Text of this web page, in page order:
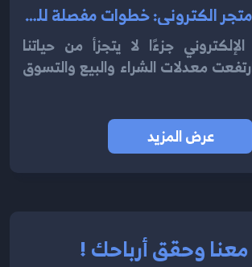
طريقة انشاء متجر الكتروني: خطوات مفصلة للنجاح 2024
جزءًا لا يتجزأ من حياتنا
معدلات الشراء والبيع والتسوق
عرض المزيد
معنا وحقق أرباحك !